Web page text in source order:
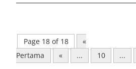
Page 18 of 18
«
Pertama
« ... 10 ...